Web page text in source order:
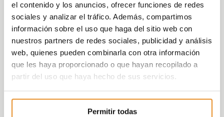
el contenido y los anuncios, ofrecer funciones de redes
sociales y analizar el tráfico. Además, compartimos
información sobre el uso que haga del sitio web con
nuestros partners de redes sociales, publicidad y análisis
web, quienes pueden combinarla con otra información
que les haya proporcionado o que hayan recopilado a
partir del uso que haya hecho de sus servicios.
Permitir todas